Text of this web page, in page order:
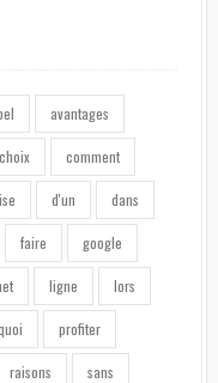
avantages
choix comment
d'un dans
faire google
ligne lors
profiter
raisons sans